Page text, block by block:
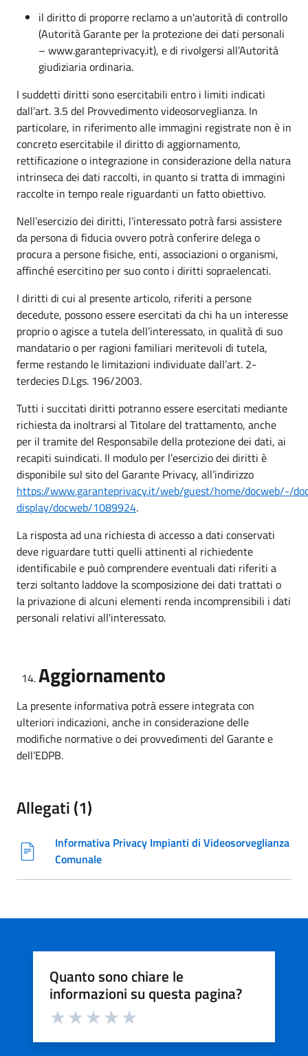
il diritto di proporre reclamo a un'autorità di controllo
(Autorità Garante per la protezione dei dati personali
– www.garanteprivacy.it), e di rivolgersi all’Autorità
giudiziaria ordinaria.
I suddetti diritti sono esercitabili entro i limiti indicati
dall’art. 3.5 del Provvedimento videosorveglianza. In
particolare, in riferimento alle immagini registrate non è in
concreto esercitabile il diritto di aggiornamento,
rettificazione o integrazione in considerazione della natura
intrinseca dei dati raccolti, in quanto si tratta di immagini
raccolte in tempo reale riguardanti un fatto obiettivo.
Nell’esercizio dei diritti, l’interessato potrà farsi assistere
da persona di fiducia ovvero potrà conferire delega o
procura a persone fisiche, enti, associazioni o organismi,
affinché esercitino per suo conto i diritti sopraelencati.
I diritti di cui al presente articolo, riferiti a persone
decedute, possono essere esercitati da chi ha un interesse
proprio o agisce a tutela dell’interessato, in qualità di suo
mandatario o per ragioni familiari meritevoli di tutela,
ferme restando le limitazioni individuate dall’art. 2-
terdecies D.Lgs. 196/2003.
Tutti i succitati diritti potranno essere esercitati mediante
richiesta da inoltrarsi al Titolare del trattamento, anche
per il tramite del Responsabile della protezione dei dati, ai
recapiti suindicati. Il modulo per l’esercizio dei diritti è
disponibile sul sito del Garante Privacy, all’indirizzo
https://www.garanteprivacy.it/web/guest/home/docweb/-/
display/docweb/1089924.
La risposta ad una richiesta di accesso a dati conservati
deve riguardare tutti quelli attinenti al richiedente
identificabile e può comprendere eventuali dati riferiti a
terzi soltanto laddove la scomposizione dei dati trattati o
la privazione di alcuni elementi renda incomprensibili i dati
personali relativi all'interessato.
Aggiornamento
La presente informativa potrà essere integrata con
ulteriori indicazioni, anche in considerazione delle
modifiche normative o dei provvedimenti del Garante e
dell’EDPB.
Allegati (1)
Informativa Privacy Impianti di Videosorveglianza
Comunale
Quanto sono chiare le
informazioni su questa pagina?
Valuta da 1 a 5 stelle la pagina